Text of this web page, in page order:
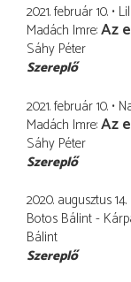
2021. február 10.
Madách Imre Az
Sáhy Péter
Szereplő
2021. február 10.
Madách Imre Az
Sáhy Péter
Szereplő
2020. augusztus 14.
Botos Bálint -
Bálint
Szereplő